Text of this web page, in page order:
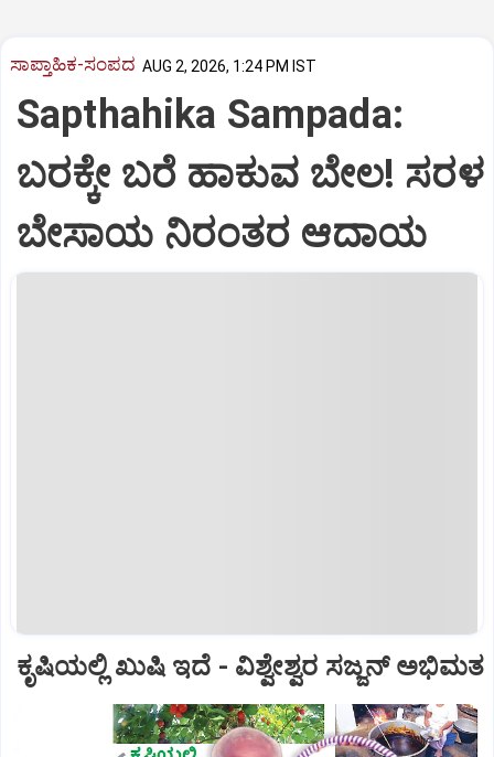
ಸಾಪ್ತಾಹಿಕ-ಸಂಪದ AUG 2, 2026, 1:24 PM IST
Sapthahika Sampada:
ಬರಕ್ಕೇ ಬರೆ ಹಾಕುವ ಬೇಲ! ಸರಳ
ಬೇಸಾಯ ನಿರಂತರ ಆದಾಯ
ಕೃಷಿಯಲ್ಲಿ ಖುಷಿ ಇದೆ - ವಿಶ್ವೇಶ್ವರ ಸಜ್ಜನ್‌ ಅಭಿಮತ